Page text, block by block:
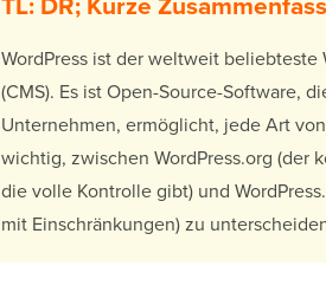
WordPress ist der weltweit
(CMS). Es ist Open-Source-Software,
Unternehmen, ermöglicht, jede Art
wichtig, zwischen WordPress.org (der
die volle Kontrolle gibt) und
mit Einschränkungen) zu